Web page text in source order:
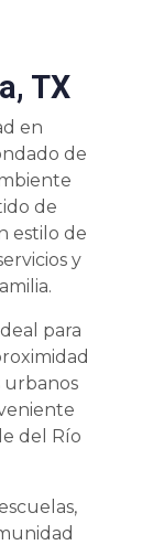
TX
en
de
de
estilo de
y
para
urbanos
del Río